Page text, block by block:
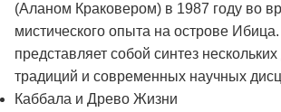
(Аланом Краковером) в 1987 году во
мистического опыта на острове
представляет собой синтез
традиций и современных научных
Каббала и Древо Жизни